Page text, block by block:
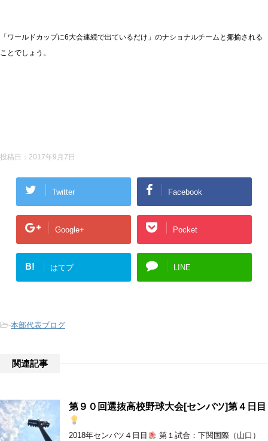
「ワールドカップに6大会連続で出ているだけ」のナショナルチームと揶揄される
ことでしょう。
投稿日： 2017年9月7日
Twitter Facebook
Google+ Pocket
B! はてブ LINE
-本部代表ブログ
関連記事
第９０回選抜高校野球大会[センバツ]第４日目
2018年センバツ４日目
第１試合：下関国際（山口）